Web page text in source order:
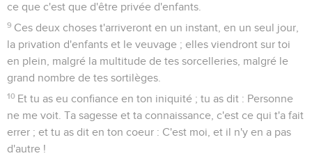
ce que c'est que d'être privée d'enfants.
9 Ces deux choses t'arriveront en un instant, en un seul jour,
la privation d'enfants et le veuvage ; elles viendront sur toi
en plein, malgré la multitude de tes sorcelleries, malgré le
grand nombre de tes sortilèges.
10 Et tu as eu confiance en ton iniquité ; tu as dit : Personne
ne me voit. Ta sagesse et ta connaissance, c'est ce qui t'a fait
errer ; et tu as dit en ton coeur : C'est moi, et il n'y en a pas
d'autre !